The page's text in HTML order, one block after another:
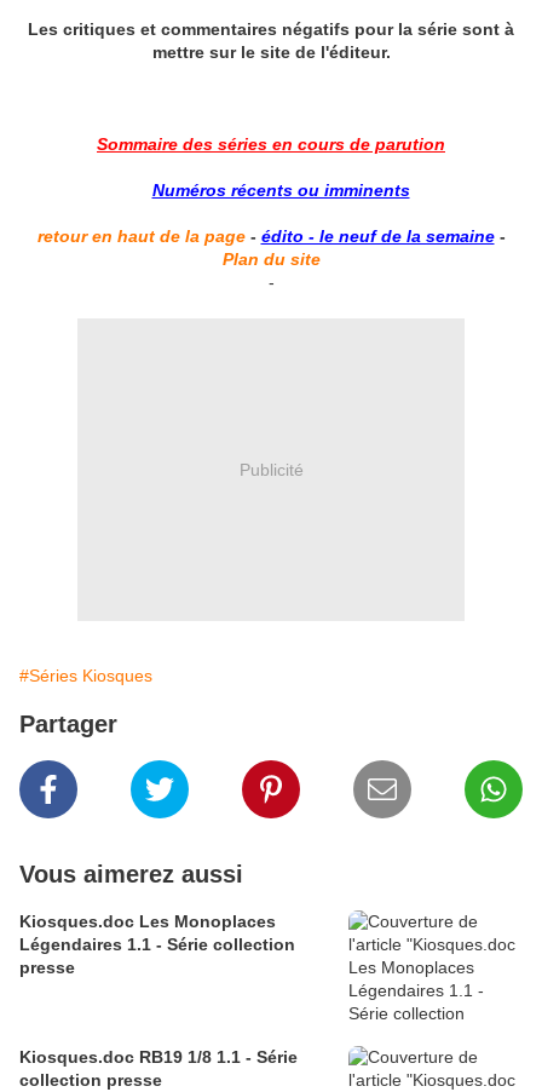
Les critiques et commentaires négatifs pour la série sont à
mettre sur le site de l'éditeur.
Sommaire des séries en cours de parution
Numéros récents ou imminents
retour en haut de la page- édito - le neuf de la semaine-
Plan du site
-
Publicité
#Séries Kiosques
Partager
Vous aimerez aussi
Kiosques.doc Les Monoplaces
Légendaires 1.1 - Série collection
presse
Kiosques.doc RB19 1/8 1.1 - Série
collection presse